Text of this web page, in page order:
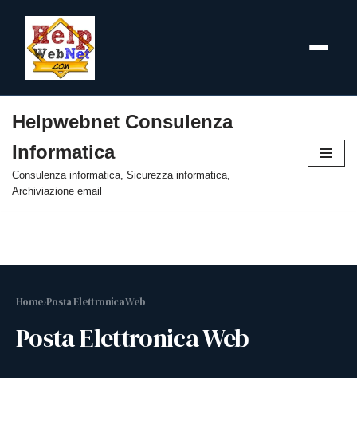
al
contenuto
Helpwebnet Consulenza
Informatica
Consulenza informatica, Sicurezza informatica,
Archiviazione email
Home›Posta Elettronica Web
Posta Elettronica Web